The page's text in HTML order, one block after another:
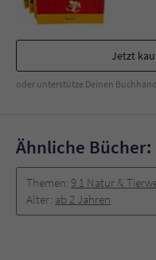
Jetzt
oder unterstütze Deinen
Ähnliche Bücher:
Themen: 9.1 Natur &
Alter: ab 2 Jahren